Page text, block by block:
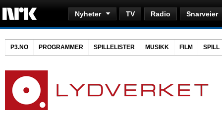
Nyheter TV Radio Snarveier
P3.NO PROGRAMMER SPILLELISTER MUSIKK FILM SPILL